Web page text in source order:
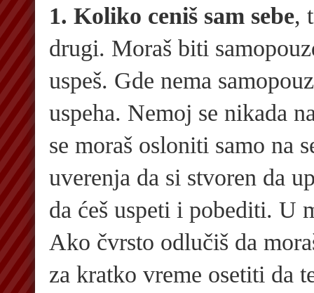
1. Koliko ceniš sam sebe,
drugi. Moraš biti
uspeš. Gde nema
uspeha. Nemoj se nikada
se moraš osloniti samo na
uverenja da si stvoren da
da ćeš uspeti i pobediti. U
Ako čvrsto odlučiš da
za kratko vreme osetiti da